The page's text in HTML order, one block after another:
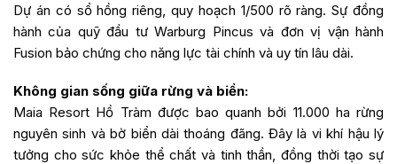
Dự án có sổ hồng riêng, quy hoạch 1/500 rõ ràng. Sự đồng
hành của quỹ đầu tư Warburg Pincus và đơn vị vận hành
Fusion bảo chứng cho năng lực tài chính và uy tín lâu dài.
Không gian sống giữa rừng và biển:
Maia Resort Hồ Tràm được bao quanh bởi 11.000 ha rừng
nguyên sinh và bờ biển dài thoáng đãng. Đây là vi khí hậu lý
tưởng cho sức khỏe thể chất và tinh thần, đồng thời tạo sự